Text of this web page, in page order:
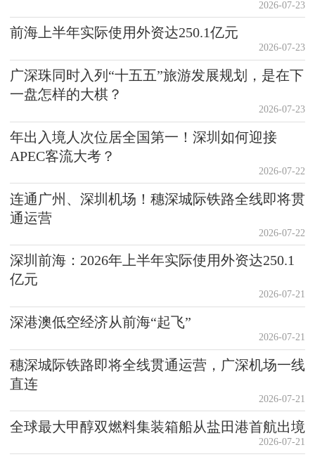
2026-07-23
前海上半年实际使用外资达250.1亿元
2026-07-23
广深珠同时入列“十五五”旅游发展规划，是在下
一盘怎样的大棋？
2026-07-23
年出入境人次位居全国第一！深圳如何迎接
APEC客流大考？
2026-07-22
连通广州、深圳机场！穗深城际铁路全线即将贯
通运营
2026-07-22
深圳前海：2026年上半年实际使用外资达250.1
亿元
2026-07-21
深港澳低空经济从前海“起飞”
2026-07-21
穗深城际铁路即将全线贯通运营，广深机场一线
直连
2026-07-21
全球最大甲醇双燃料集装箱船从盐田港首航出境
2026-07-21